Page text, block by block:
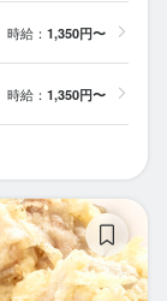
時給： 1,350円〜
時給： 1,350円〜